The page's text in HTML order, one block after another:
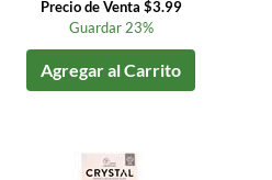
Precio de Venta $3.99
Guardar 23%
Agregar al Carrito